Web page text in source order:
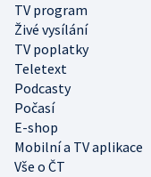
TV program
Živé vysílání
TV poplatky
Teletext
Podcasty
Počasí
E-shop
Mobilní a TV aplikace
Vše o ČT